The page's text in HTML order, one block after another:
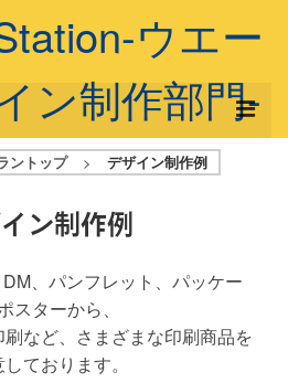
ントップ > デザイン制作例
ン制作例
、パンフレット、パッケー
スターから、
など、さまざまな印刷商品を
ております。